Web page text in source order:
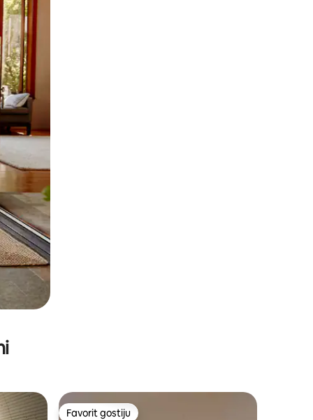
prevlačenjem.
Favorit gostiju